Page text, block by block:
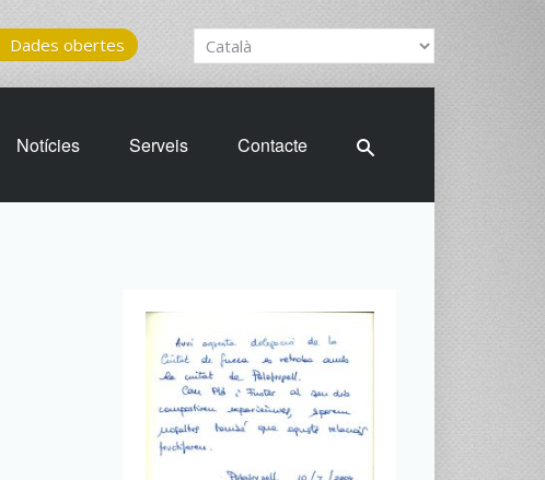
Dades obertes
Notícies Serveis Contacte